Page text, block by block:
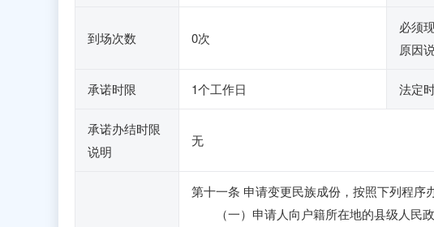
到场次数 0次
必须
原因
承诺时限 1个工作日 法定
承诺办结时限
说明
无
第十一条 申请变更民族成份，按照下列程序
（一）申请人向户籍所在地的县级人民政